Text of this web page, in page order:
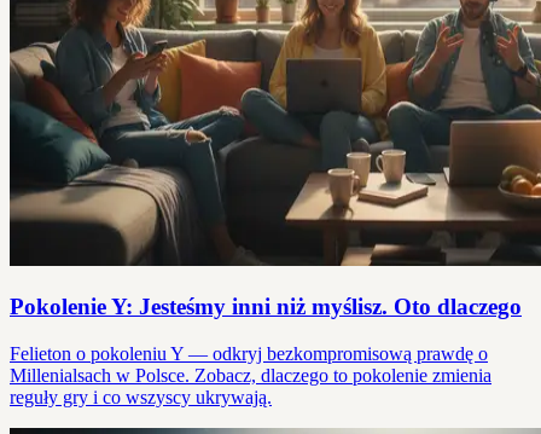
Pokolenie Y: Jesteśmy inni niż myślisz. Oto dlaczego
Felieton o pokoleniu Y — odkryj bezkompromisową prawdę o
Millenialsach w Polsce. Zobacz, dlaczego to pokolenie zmienia
reguły gry i co wszyscy ukrywają.